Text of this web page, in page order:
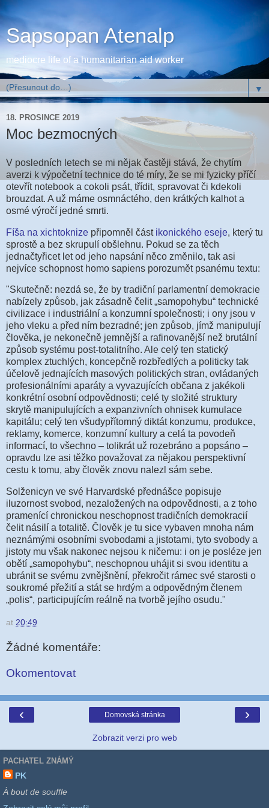
Sapsopan Atenalp
mediocre life of a humanitarian aid worker
▼
18. PROSINCE 2019
Moc bezmocných
V posledních letech se mi nějak častěji stává, že chytím
averzi k výpočetní technice do té míry, že se mi fyzicky příčí
otevřít notebook a cokoli psát, třídit, spravovat či kdekoli
brouzdat. A už máme osmnáctého, den krátkých kalhot a
osmé výročí jedné smrti.
Fíša na xichtoknize připomněl část ikonického eseje, který tu
sprostě a bez skrupulí obšlehnu. Pokud se za těch
jednačtyřicet let od jeho napsání něco změnilo, tak asi
nejvíce schopnost homo sapiens porozumět psanému textu:
"Skutečně: nezdá se, že by tradiční parlamentní demokracie
nabízely způsob, jak zásadně čelit „samopohybu“ technické
civilizace i industriální a konzumní společnosti; i ony jsou v
jeho vleku a před ním bezradné; jen způsob, jímž manipulují
člověka, je nekonečně jemnější a rafinovanější než brutální
způsob systému post-totalitního. Ale celý ten statický
komplex ztuchlých, koncepčně rozbředlých a politicky tak
účelově jednajících masových politických stran, ovládaných
profesionálními aparáty a vyvazujících občana z jakékoli
konkrétní osobní odpovědnosti; celé ty složité struktury
skrytě manipulujících a expanzivních ohnisek kumulace
kapitálu; celý ten všudypřítomný diktát konzumu, produkce,
reklamy, komerce, konzumní kultury a celá ta povodeň
informací, to všechno – tolikrát už rozebráno a popsáno –
opravdu lze asi těžko považovat za nějakou perspektivní
cestu k tomu, aby člověk znovu nalezl sám sebe.
Solženicyn ve své Harvardské přednášce popisuje
iluzornost svobod, nezaložených na odpovědnosti, a z toho
pramenící chronickou neschopnost tradičních demokracií
čelit násilí a totalitě. Člověk je tu sice vybaven mnoha nám
neznámými osobními svobodami a jistotami, tyto svobody a
jistoty mu však nakonec nejsou k ničemu: i on je posléze jen
obětí „samopohybu“, neschopnou uhájit si svou identitu a
ubránit se svému zvnějšnění, překročit rámec své starosti o
soukromé přežití a stát se hrdým a odpovědným členem
„polis“, participujícím reálně na tvorbě jejího osudu."
at 20:49
Žádné komentáře:
Okomentovat
‹ ›
Domovská stránka
Zobrazit verzi pro web
PACHATEL ZNÁMÝ
PK
À bout de souffle